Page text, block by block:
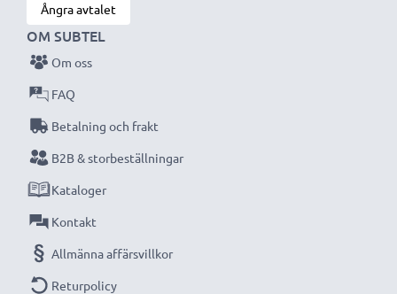
Ångra avtalet
OM SUBTEL
Om oss
FAQ
Betalning och frakt
B2B & storbeställningar
Kataloger
Kontakt
Allmänna affärsvillkor
Returpolicy